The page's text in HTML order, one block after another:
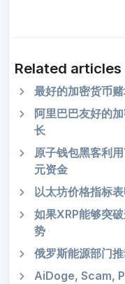
Related articles
最好的加密货币
阿里巴巴友好的
长
原子钱包黑客利
元资金
以太坊价格指标
如果XRP能够突
势
俄罗斯能源部门
AiDoge, Scam,